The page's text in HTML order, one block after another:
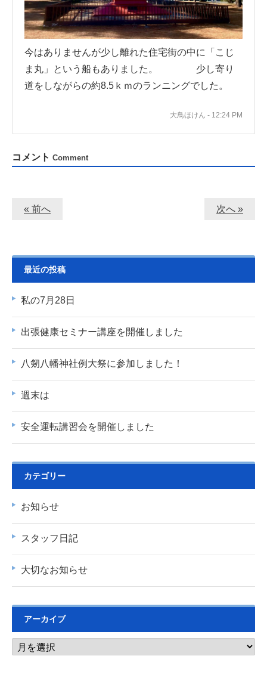
今はありませんが少し離れた住宅街の中に「こじ
ま丸」という船もありました。 少し寄り
道をしながらの約8.5ｋｍのランニングでした。
大鳥ほけん - 12:24 PM
コメント Comment
次へ »
« 前へ
最近の投稿
私の7月28日
出張健康セミナー講座を開催しました
八剱八幡神社例大祭に参加しました！
週末は
安全運転講習会を開催しました
カテゴリー
お知らせ
スタッフ日記
大切なお知らせ
アーカイブ